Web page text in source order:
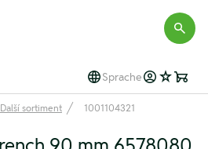
Sprache
Další sortiment 1001104321